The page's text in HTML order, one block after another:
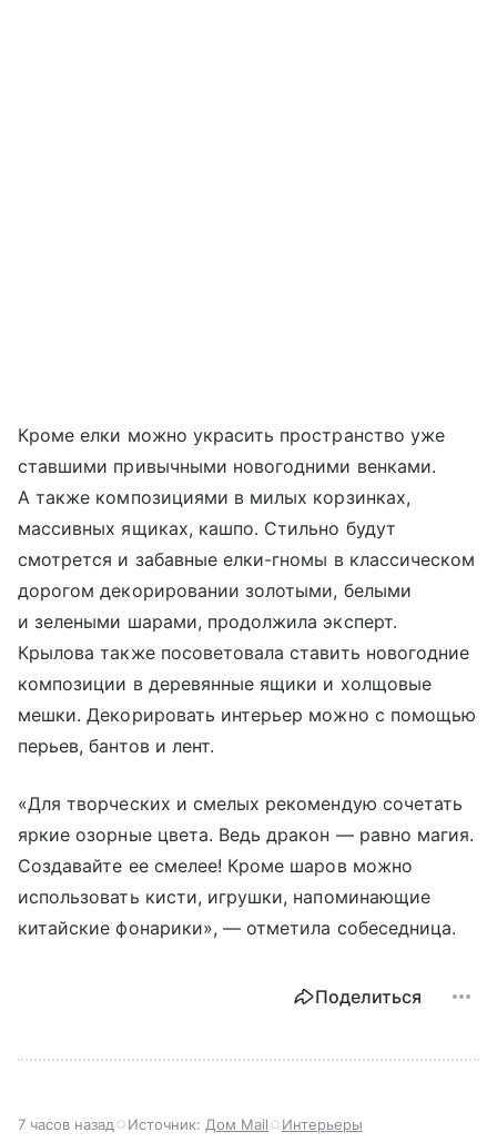
Кроме елки можно украсить пространство уже
ставшими привычными новогодними венками.
А также композициями в милых корзинках,
массивных ящиках, кашпо. Стильно будут
смотрется и забавные елки-гномы в классическом
дорогом декорировании золотыми, белыми
и зелеными шарами, продолжила эксперт.
Крылова также посоветовала ставить новогодние
композиции в деревянные ящики и холщовые
мешки. Декорировать интерьер можно с помощью
перьев, бантов и лент.
«Для творческих и смелых рекомендую сочетать
яркие озорные цвета. Ведь дракон — равно магия.
Создавайте ее смелее! Кроме шаров можно
использовать кисти, игрушки, напоминающие
китайские фонарики», — отметила собеседница.
Поделиться
7 часов назад Источник: Дом Mail Интерьеры